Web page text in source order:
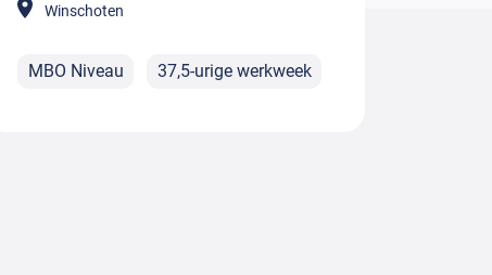
Winschoten
MBO Niveau 37,5-urige werkweek